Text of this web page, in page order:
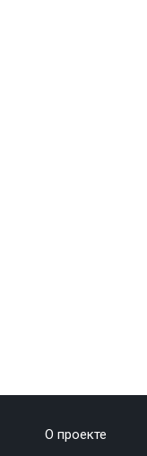
О проекте